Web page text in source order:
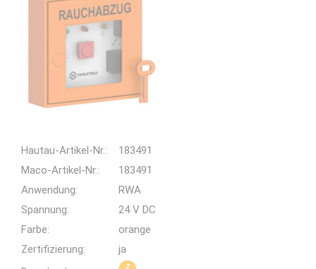
Hautau-Artikel-Nr.:
183491
Maco-Artikel-Nr.:
183491
Anwendung:
RWA
Spannung:
24 V DC
Farbe:
orange
Zertifizierung:
ja